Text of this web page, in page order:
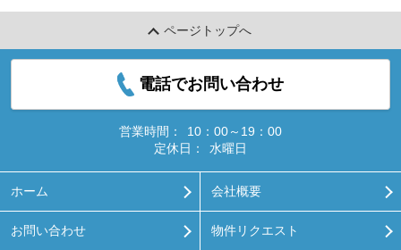
ページトップへ
電話でお問い合わせ
営業時間：
10：00～19：00
定休日：
水曜日
ホーム 会社概要
お問い合わせ 物件リクエスト